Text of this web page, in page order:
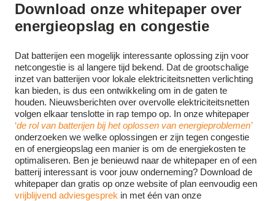
Download onze whitepaper over
energieopslag en congestie
Dat batterijen een mogelijk interessante oplossing zijn voor
netcongestie is al langere tijd bekend. Dat de grootschalige
inzet van batterijen voor lokale elektriciteitsnetten verlichting
kan bieden, is dus een ontwikkeling om in de gaten te
houden. Nieuwsberichten over overvolle elektriciteitsnetten
volgen elkaar tenslotte in rap tempo op. In onze whitepaper
‘de rol van batterijen bij het oplossen van energieproblemen’
onderzoeken we welke oplossingen er zijn tegen congestie
en of energieopslag een manier is om de energiekosten te
optimaliseren. Ben je benieuwd naar de whitepaper en of een
batterij interessant is voor jouw onderneming? Download de
whitepaper dan gratis op onze website of plan eenvoudig een
vrijblijvend adviesgesprek in met één van onze